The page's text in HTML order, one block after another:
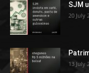
SJM
20 July
13 July